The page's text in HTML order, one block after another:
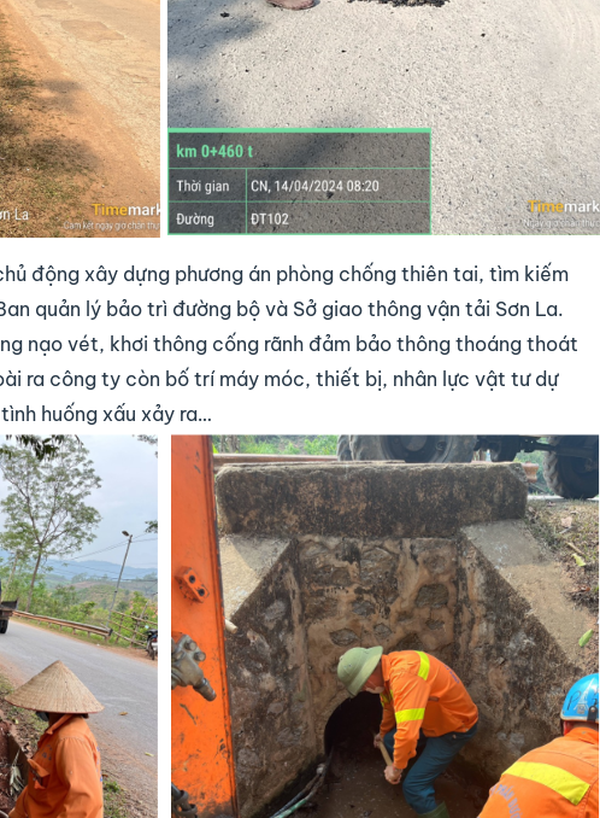
động xây dựng phương án phòng chống thiên tai, tìm kiếm
quản lý bảo trì đường bộ và Sở giao thông vận tải Sơn La.
nạo vét, khơi thông cống rãnh đảm bảo thông thoáng thoát
ra công ty còn bố trí máy móc, thiết bị, nhân lực vật tư dự
huống xấu xảy ra…